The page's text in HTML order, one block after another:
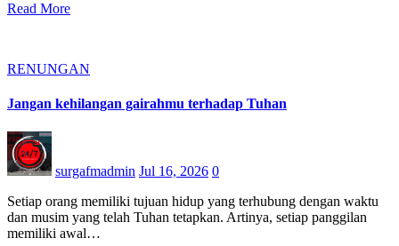
Read More
RENUNGAN
Jangan kehilangan gairahmu terhadap Tuhan
surgafmadmin Jul 16, 2026 0
Setiap orang memiliki tujuan hidup yang terhubung dengan waktu
dan musim yang telah Tuhan tetapkan. Artinya, setiap panggilan
memiliki awal…